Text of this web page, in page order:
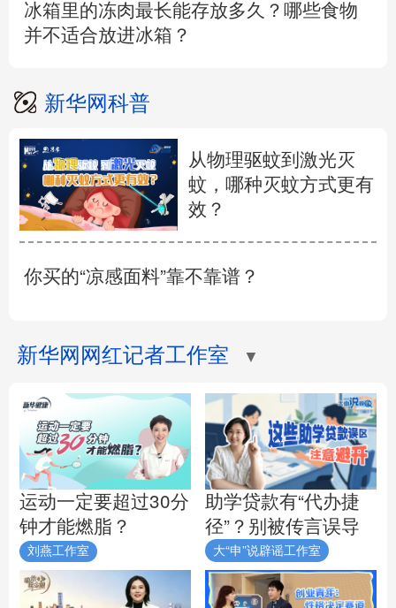
冰箱里的冻肉最长能存放多久？哪些食物
并不适合放进冰箱？
新华网科普
从物理驱蚊到激光灭
蚊，哪种灭蚊方式更有
效？
你买的“凉感面料”靠不靠谱？
新华网网红记者工作室 ▼
运动一定要超过30分
钟才能燃脂？
刘燕工作室
助学贷款有“代办捷
径”？别被传言误导
大“申”说辟谣工作室